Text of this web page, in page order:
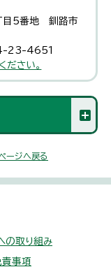
5番地 釧路市
23-4651
ださい。
ージへ戻る
の取り組み
責事項